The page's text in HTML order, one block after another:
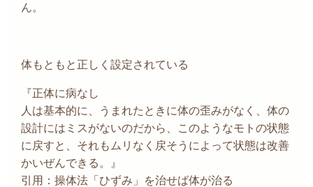
ん。
体もともと正しく設定されている
『正体に病なし
人は基本的に、うまれたときに体の歪みがなく、体の
設計にはミスがないのだから、このようなモトの状態
に戻すと、それもムリなく戻そうによって状態は改善
かいぜんできる。』
引用：操体法「ひずみ」を治せば体が治る